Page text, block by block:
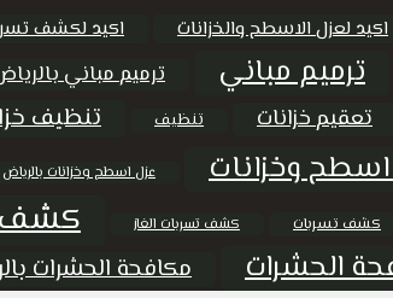
اكيد لعزل الاسطح والخزانات اكيد لكشف
ترميم مباني ترميم مباني
تعقيم خزانات تنظيف تنظيف
وخزانات عزل اسطح وخزانات بالرياض
كشف تسربات كشف تسربات الغاز كشف
الحشرات مكافحة الحشرات